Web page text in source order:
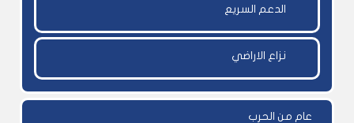
الدعم السريع
نزاع الاراضي
عام من الحرب